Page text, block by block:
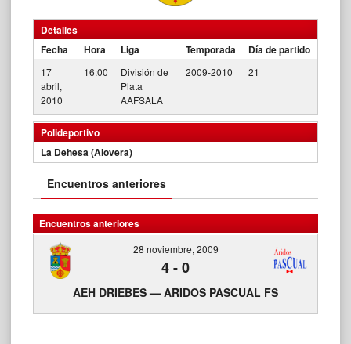
Detalles
Fecha
Hora Liga Temporada Día de partido
17
abril,
2010
16:00
División de
Plata
AAFSALA
2009-2010 21
Polideportivo
La Dehesa (Alovera)
Encuentros anteriores
Encuentros anteriores
28 noviembre, 2009
4-0
AEH DRIEBES — ARIDOS PASCUAL FS